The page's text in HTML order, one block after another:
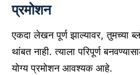
प्रमोशन
एकदा लेखन पूर्ण झाल्यावर, तुमच्या
थांबत नाही. त्याला परिपूर्ण
योग्य प्रमोशन आवश्यक आहे.